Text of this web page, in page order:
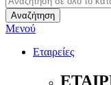
Αναζήτηση
Μενού
Εταιρείες